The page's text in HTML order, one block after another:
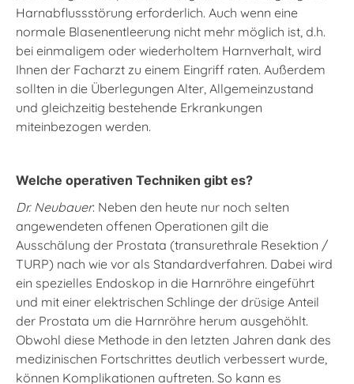
Harnabflussstörung erforderlich. Auch wenn eine
normale Blasenentleerung nicht mehr möglich ist, d.h.
bei einmaligem oder wiederholtem Harnverhalt, wird
Ihnen der Facharzt zu einem Eingriff raten. Außerdem
sollten in die Überlegungen Alter, Allgemeinzustand
und gleichzeitig bestehende Erkrankungen
miteinbezogen werden.
Welche operativen Techniken gibt es?
Dr. Neubauer: Neben den heute nur noch selten
angewendeten offenen Operationen gilt die
Ausschälung der Prostata (transurethrale Resektion /
TURP) nach wie vor als Standardverfahren. Dabei wird
ein spezielles Endoskop in die Harnröhre eingeführt
und mit einer elektrischen Schlinge der drüsige Anteil
der Prostata um die Harnröhre herum ausgehöhlt.
Obwohl diese Methode in den letzten Jahren dank des
medizinischen Fortschrittes deutlich verbessert wurde,
können Komplikationen auftreten. So kann es